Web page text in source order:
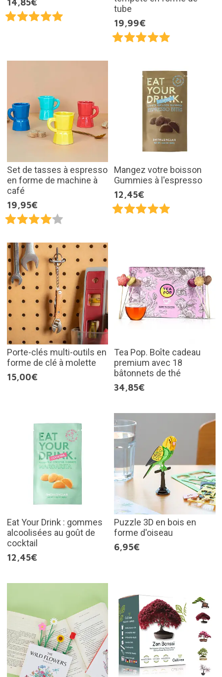
tube
19,99€
Set de tasses à espresso
en forme de machine à
café
19,95€
Mangez votre boisson
Gummies à l'espresso
12,45€
Porte-clés multi-outils en
forme de clé à molette
15,00€
Tea Pop. Boîte cadeau
premium avec 18
bâtonnets de thé
34,85€
Eat Your Drink : gommes
alcoolisées au goût de
cocktail
12,45€
Puzzle 3D en bois en
forme d'oiseau
6,95€